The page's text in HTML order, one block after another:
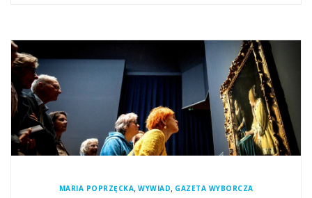
MARIA POPRZĘCKA, WYWIAD, GAZETA WYBORCZA